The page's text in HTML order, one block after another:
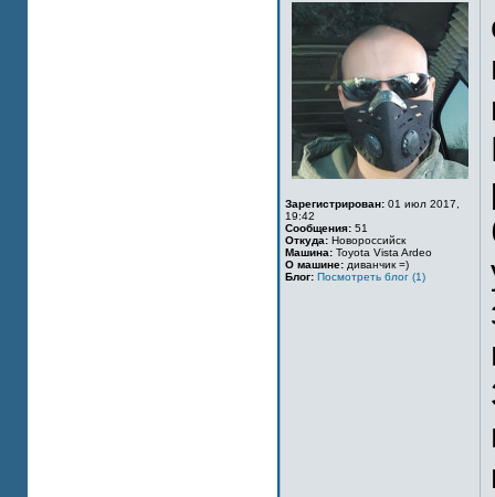
Зарегистрирован: 01 июл 2017,
19:42
Сообщения: 51
Откуда: Новороссийск
Машина: Toyota Vista Ardeo
О машине: диванчик =)
Блог: Посмотреть блог (1)